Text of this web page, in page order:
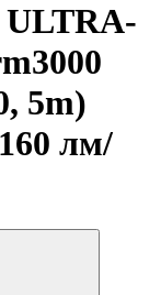
ULTRA-
5m)
лм/